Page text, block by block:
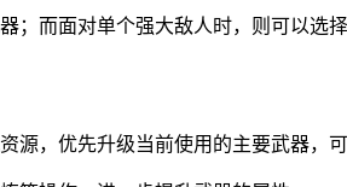
而面对单个强大敌人时，则可以选
，优先升级当前使用的主要武器，可